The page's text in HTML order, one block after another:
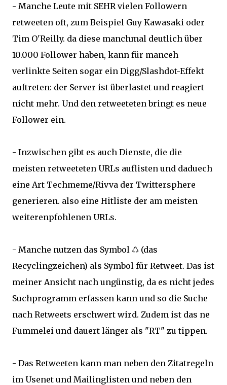
- Manche Leute mit SEHR vielen Followern
retweeten oft, zum Beispiel Guy Kawasaki oder
Tim O'Reilly. da diese manchmal deutlich über
10.000 Follower haben, kann für manceh
verlinkte Seiten sogar ein Digg/Slashdot-Effekt
auftreten: der Server ist überlastet und reagiert
nicht mehr. Und den retweeteten bringt es neue
Follower ein.
- Inzwischen gibt es auch Dienste, die die
meisten retweeteten URLs auflisten und daduech
eine Art Techmeme/Rivva der Twittersphere
generieren. also eine Hitliste der am meisten
weiterenpfohlenen URLs.
- Manche nutzen das Symbol ♺ (das
Recyclingzeichen) als Symbol für Retweet. Das ist
meiner Ansicht nach ungünstig, da es nicht jedes
Suchprogramm erfassen kann und so die Suche
nach Retweets erschwert wird. Zudem ist das ne
Fummelei und dauert länger als "RT" zu tippen.
- Das Retweeten kann man neben den Zitatregeln
im Usenet und Mailinglisten und neben den